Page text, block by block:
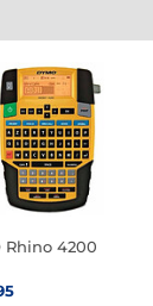
Rhino 4200